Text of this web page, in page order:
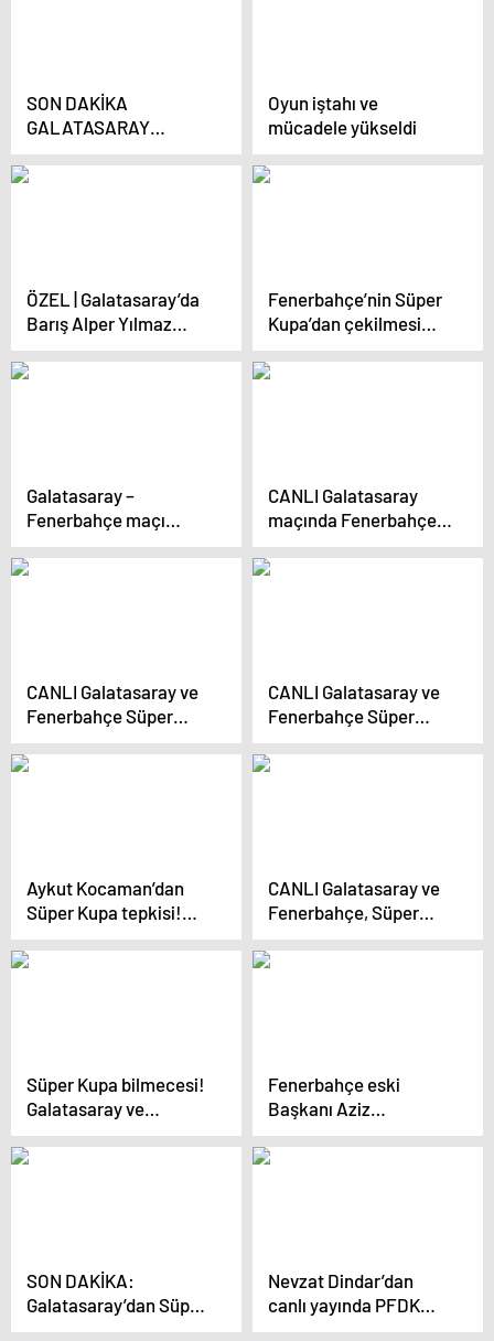
SON DAKİKA
GALATASARAY
HABERİ:
Galatasaray’dan Real
Oyun iştahı ve
mücadele yükseldi
ÖZEL | Galatasaray’da
Barış Alper Yılmaz
gelişmesi! İşte
yönetimin belirlediği
Fenerbahçe’nin Süper
Kupa’dan çekilmesi
dünyada gündem oldu!
Galatasaray –
Fenerbahçe maçı
yarıda kaldı! Dünya
basınında gündem
CANLI Galatasaray
maçında Fenerbahçe
sahadan çekildi! Süper
Kupa finali yarıda kaldı
CANLI Galatasaray ve
Fenerbahçe Süper
Kupa’da karşı karşıya
geliyor! Dev maçta ilk
CANLI Galatasaray ve
Fenerbahçe Süper
Kupa’da karşı karşıya
geliyor! İlk 11’ler belli
Aykut Kocaman’dan
Süper Kupa tepkisi!
‘Galatasaray’ı yenecek
gücün var’
CANLI Galatasaray ve
Fenerbahçe, Süper
Kupa’da karşı karşıya
gelecek! Sürpriz karar
Süper Kupa bilmecesi!
Galatasaray ve
Fenerbahçe kozlarını
paylaşacak
Fenerbahçe eski
Başkanı Aziz
Yıldırım’dan Süper
Kupa çıkışı!
SON DAKİKA:
Galatasaray’dan Süper
Kupa için TFF’ye
Nevzat Dindar’dan
canlı yayında PFDK
kararlarına tepki: Ceza